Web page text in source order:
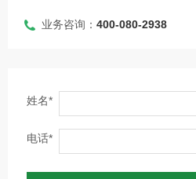
业务咨询：400-080-2938
姓名*
电话*